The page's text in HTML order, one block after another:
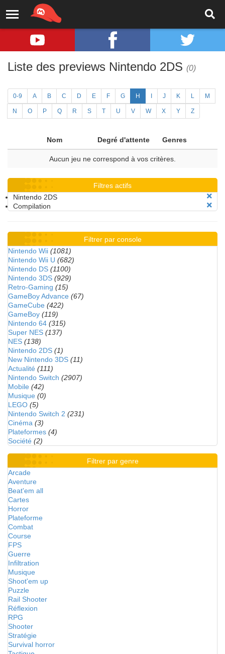
Liste des previews Nintendo 2DS (0)
0-9 A B C D E F G H J K L M
N O P Q R S T U V W X Y Z
Nom Degré d'attente Genres
Aucun jeu ne correspond à vos critères.
Filtres actifs
Nintendo 2DS
Compilation
Filtrer par console
Nintendo Wii (1081)
Nintendo Wii U (682)
Nintendo DS (1100)
Nintendo 3DS (929)
Retro-Gaming (15)
GameBoy Advance (67)
GameCube (422)
GameBoy (119)
Nintendo 64 (315)
Super NES (137)
NES (138)
Nintendo 2DS (1)
New Nintendo 3DS (11)
Actualité (111)
Nintendo Switch (2907)
Mobile (42)
Musique (0)
LEGO (5)
Nintendo Switch 2 (231)
Cinéma (3)
Plateformes (4)
Société (2)
Filtrer par genre
Arcade
Aventure
Beat'em all
Cartes
Horror
Plateforme
Combat
Course
FPS
Guerre
Infiltration
Musique
Shoot'em up
Puzzle
Rail Shooter
Réflexion
RPG
Shooter
Stratégie
Survival horror